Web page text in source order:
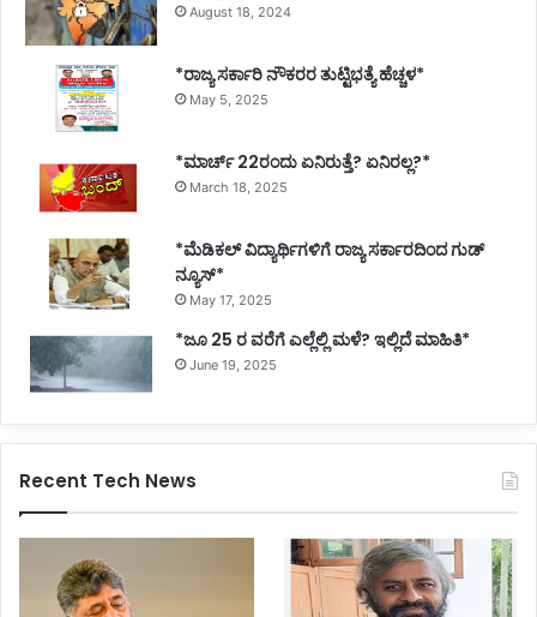
August 18, 2024
*ರಾಜ್ಯ ಸರ್ಕಾರಿ ನೌಕರರ ತುಟ್ಟಿಭತ್ಯೆ ಹೆಚ್ಚಳ*
May 5, 2025
*ಮಾರ್ಚ್ 22ರಂದು ಏನಿರುತ್ತೆ? ಏನಿರಲ್ಲ?*
March 18, 2025
*ಮೆಡಿಕಲ್ ವಿದ್ಯಾರ್ಥಿಗಳಿಗೆ ರಾಜ್ಯ ಸರ್ಕಾರದಿಂದ ಗುಡ್
ನ್ಯೂಸ್*
May 17, 2025
*ಜೂ 25 ರ ವರೆಗೆ ಎಲ್ಲೆಲ್ಲಿ ಮಳೆ? ಇಲ್ಲಿದೆ ಮಾಹಿತಿ*
June 19, 2025
Recent Tech News